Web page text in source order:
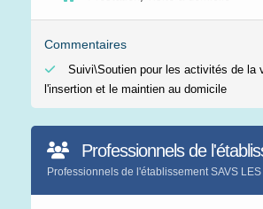
Commentaires
Suivi\Soutien pour les activités de la
l'insertion et le maintien au domicile
Professionnels de
Professionnels de l'établissement SAVS